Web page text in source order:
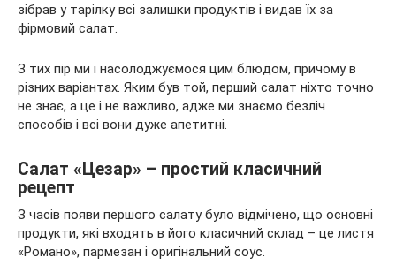
зібрав у тарілку всі залишки продуктів і видав їх за
фірмовий салат.
З тих пір ми і насолоджуємося цим блюдом, причому в
різних варіантах. Яким був той, перший салат ніхто точно
не знає, а це і не важливо, адже ми знаємо безліч
способів і всі вони дуже апетитні.
Салат «Цезар» – простий класичний
рецепт
З часів появи першого салату було відмічено, що основні
продукти, які входять в його класичний склад – це листя
«Романо», пармезан і оригінальний соус.